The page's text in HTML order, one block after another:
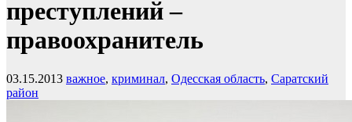
преступлений –
правоохранитель
03.15.2013 важное, криминал, Одесская область, Саратский
район